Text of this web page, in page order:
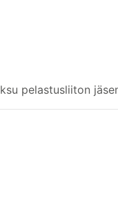
pelastusliiton